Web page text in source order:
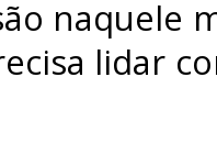
naquele
lidar